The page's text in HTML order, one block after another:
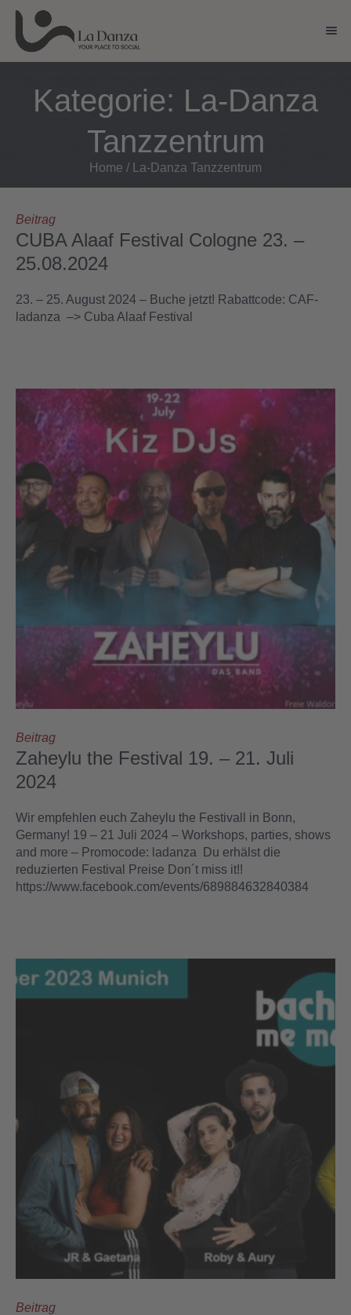
Kategorie: La-Danza
Tanzzentrum
Home / La-Danza Tanzzentrum
Beitrag
CUBA Alaaf Festival Cologne 23. –
25.08.2024
23. – 25. August 2024 – Buche jetzt! Rabattcode: CAF-
ladanza –> Cuba Alaaf Festival
Beitrag
Zaheylu the Festival 19. – 21. Juli
2024
Wir empfehlen euch Zaheylu the Festivall in Bonn,
Germany! 19 – 21 Juli 2024 – Workshops, parties, shows
and more – Promocode: ladanza Du erhälst die
reduzierten Festival Preise Don´t miss it!!
https://www.facebook.com/events/689884632840384
Beitrag
DANCE CLASSES
Solo Classes
Salsa Kurse
Tango Argentino
DAS TEAM
PREISE
Anmeldeformular
Anmeldung
Kursplan – aktuell
Sommer-Kursplan (02.- 15. Aug.)
INFOS
Kontakt
Saalvermietung
Stellenausschreibung
Geschenkgutscheine
Feedback